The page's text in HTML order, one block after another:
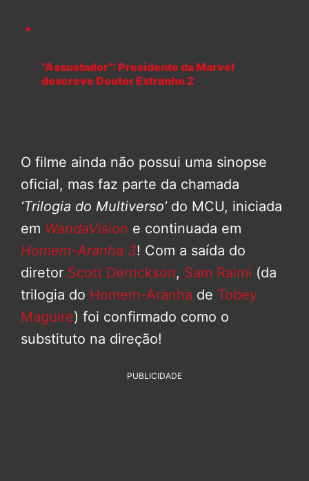
“Assustador”: Presidente da Marvel
descreve Doutor Estranho 2
O filme ainda não possui uma sinopse
oficial, mas faz parte da chamada
‘Trilogia do Multiverso’do MCU, iniciada
em WandaVision e continuada em
Homem-Aranha 3! Com a saída do
diretor Scott Derrickson, Sam Raimi (da
trilogia do Homem-Aranha de Tobey
Maguire) foi confirmado como o
substituto na direção!
PUBLICIDADE